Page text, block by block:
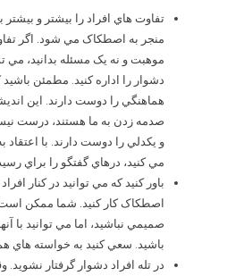
تفاوت هاي افراد را بيشتر و
منجر به اصطکاک مي شود. اگر
موهبت و نه يک مسئله بدانيد، مي
دشوار را اداره کنيد. مطمئن
هماهنگي را دوست دارند. اين
صدمه زدن به ما هستند، درست
و يکدلي را دوست دارند. با
مي کنيد، درهاي گفتگو را براي
باور کنيد که مي توانيد در کنار
اصطکاک کار کنيد. شما ممکن
صميمي نباشيد، اما مي توانيد با
باشيد. سعي کنيد به خواسته­ هاي هم
در تله افراد دشوار گرفتار نشويد.